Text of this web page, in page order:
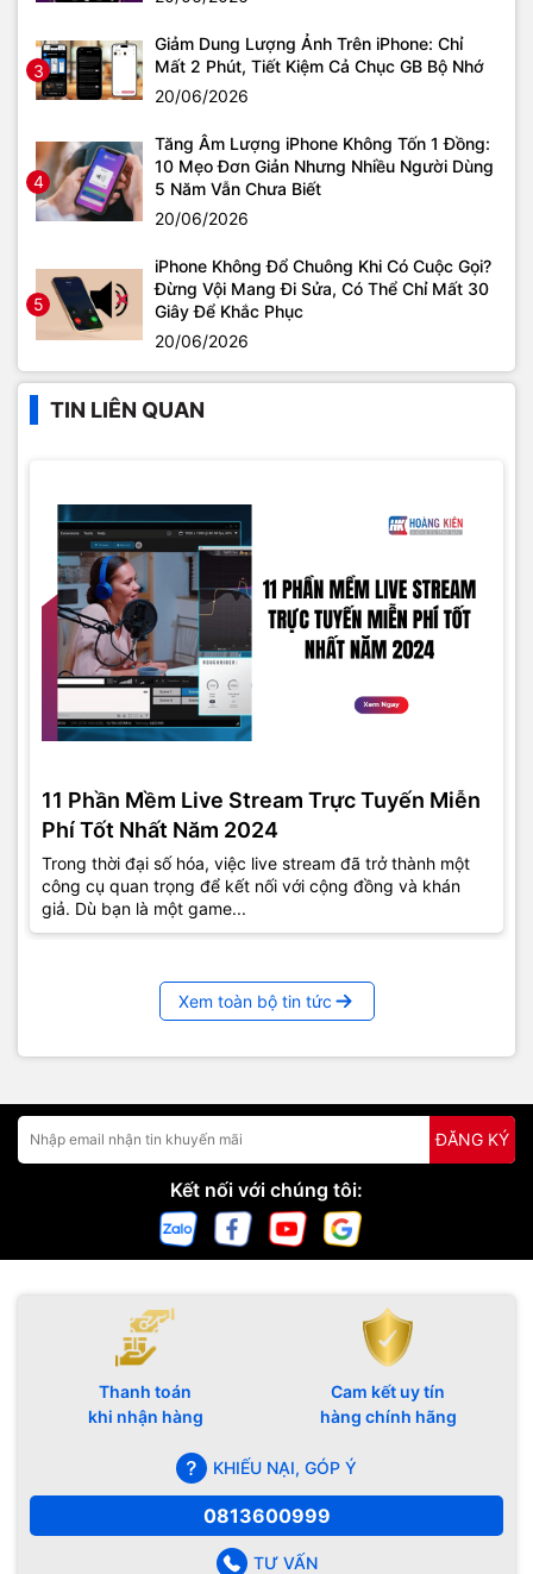
3
Giảm Dung Lượng Ảnh Trên iPhone: Chỉ
Mất 2 Phút, Tiết Kiệm Cả Chục GB Bộ Nhớ
20/06/2026
4
Tăng Âm Lượng iPhone Không Tốn 1 Đồng:
10 Mẹo Đơn Giản Nhưng Nhiều Người Dùng
5 Năm Vẫn Chưa Biết
20/06/2026
5
iPhone Không Đổ Chuông Khi Có Cuộc Gọi?
Đừng Vội Mang Đi Sửa, Có Thể Chỉ Mất 30
Giây Để Khắc Phục
20/06/2026
TIN LIÊN QUAN
11 Phần Mềm Live Stream Trực Tuyến Miễn
Phí Tốt Nhất Năm 2024
Trong thời đại số hóa, việc live stream đã trở thành một
công cụ quan trọng để kết nối với cộng đồng và khán
giả. Dù bạn là một game...
Xem toàn bộ tin tức
ĐĂNG KÝ
Kết nối với chúng tôi:
Thanh toán
khi nhận hàng
Cam kết uy tín
hàng chính hãng
KHIẾU NẠI, GÓP Ý
0813600999
TƯ VẤN